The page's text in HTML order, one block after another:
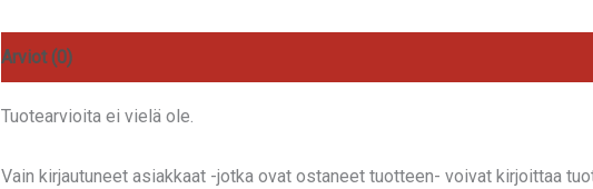
Arviot (0)
Tuotearvioita ei vielä ole.
Vain kirjautuneet asiakkaat -jotka ovat ostaneet tuotteen- voivat kirjoittaa